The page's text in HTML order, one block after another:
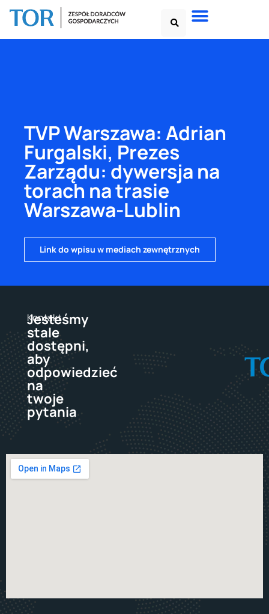
TVP Warszawa: Adrian
Furgalski, Prezes
Zarządu: dywersja na
torach na trasie
Warszawa-Lublin
Link do wpisu w mediach zewnętrznych
Kontakt
Jesteśmy
stale
dostępni,
aby
odpowiedzieć
na
twoje
pytania